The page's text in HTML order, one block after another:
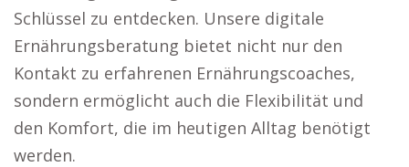
Schlüssel zu entdecken. Unsere digitale
Ernährungsberatung bietet nicht nur den
Kontakt zu erfahrenen Ernährungscoaches,
sondern ermöglicht auch die Flexibilität und
den Komfort, die im heutigen Alltag benötigt
werden.